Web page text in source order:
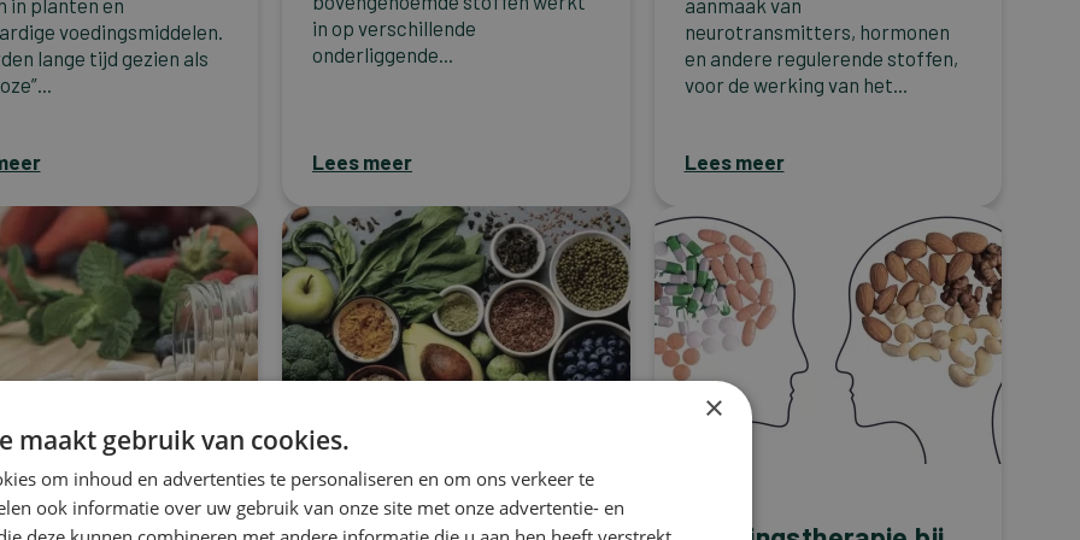
in planten en
voedingsmiddelen.
lange tijd gezien als
in op verschillende
onderliggende...
Lees meer
aanmaak van
neurotransmitters, hormonen
en andere regulerende stoffen,
voor de werking van het...
Lees meer
Kanker
×
maakt gebruik van cookies.
om inhoud en advertenties te personaliseren en om ons verkeer te
ook informatie over uw gebruik van onze site met onze advertentie- en